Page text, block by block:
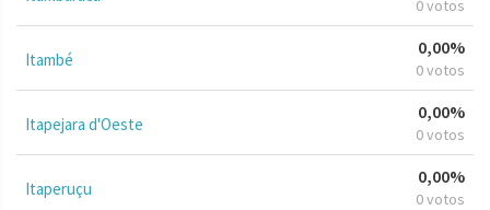
0 votos
Itambé
0,00%
0 votos
Itapejara d'Oeste
0,00%
0 votos
Itaperuçu
0,00%
0 votos